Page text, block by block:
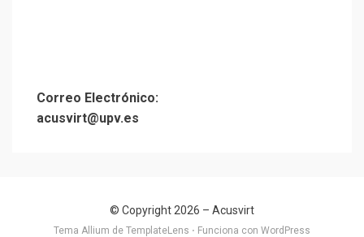
Correo Electrónico:
acusvirt@upv.es
© Copyright 2026 – Acusvirt
Tema Allium de TemplateLens ⋅ Funciona con WordPress